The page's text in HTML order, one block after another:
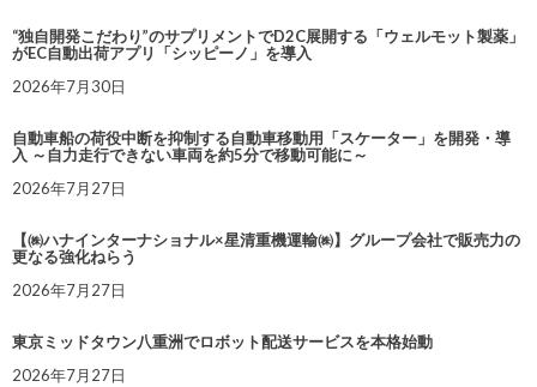
“独自開発こだわり”のサプリメントでD2C展開する「ウェルモット製薬」
がEC自動出荷アプリ「シッピーノ」を導入
2026年7月30日
自動車船の荷役中断を抑制する自動車移動用「スケーター」を開発・導
入 ～自力走行できない車両を約5分で移動可能に～
2026年7月27日
【㈱ハナインターナショナル×星清重機運輸㈱】グループ会社で販売力の
更なる強化ねらう
2026年7月27日
東京ミッドタウン八重洲でロボット配送サービスを本格始動
2026年7月27日